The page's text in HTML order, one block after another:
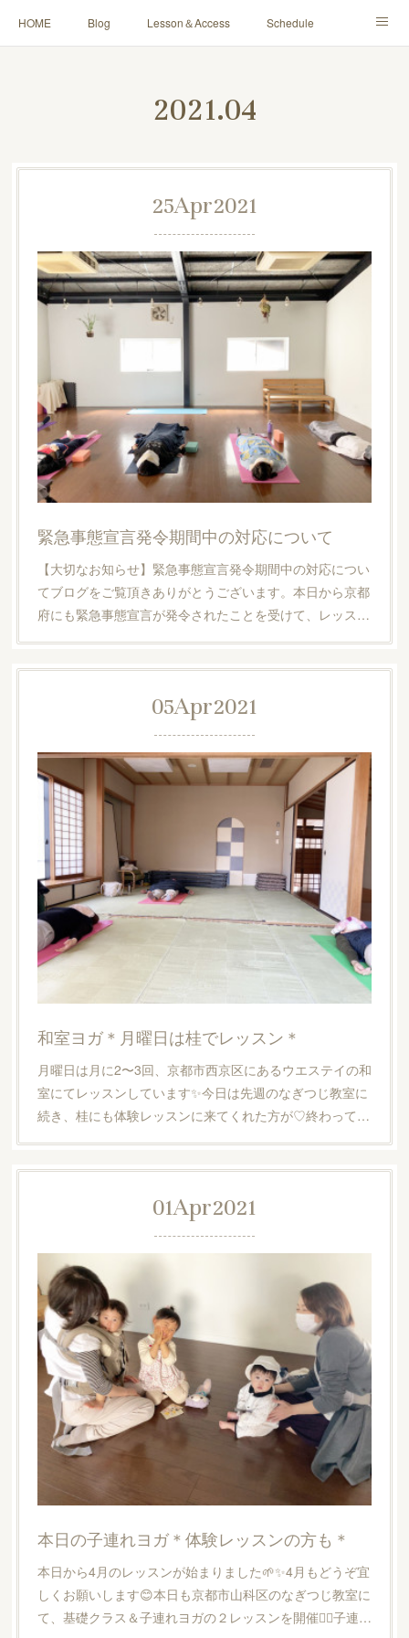
HOME Blog Lesson＆Access Schedule
2021.04
25Apr2021
緊急事態宣言発令期間中の対応について
【大切なお知らせ】緊急事態宣言発令期間中の対応につい
てブログをご覧頂きありがとうございます。本日から京都
府にも緊急事態宣言が発令されたことを受けて、レッス…
05Apr2021
和室ヨガ＊月曜日は桂でレッスン＊
月曜日は月に2〜3回、京都市西京区にあるウエステイの和
室にてレッスンしています✨今日は先週のなぎつじ教室に
続き、桂にも体験レッスンに来てくれた方が♡終わって…
01Apr2021
本日の子連れヨガ＊体験レッスンの方も＊
本日から4月のレッスンが始まりました🌱✨4月もどうぞ宜
しくお願いします😊本日も京都市山科区のなぎつじ教室に
て、基礎クラス＆子連れヨガの２レッスンを開催🧘‍♀️子連…